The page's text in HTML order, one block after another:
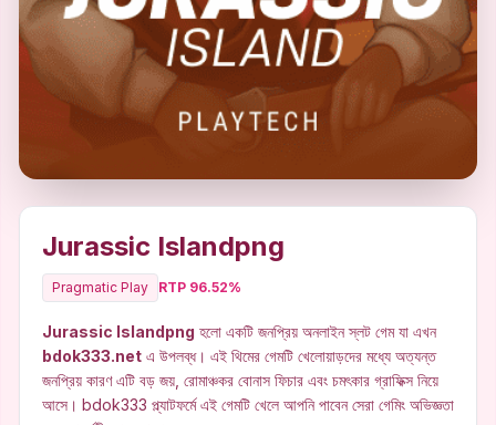
▶
Jurassic Islandpng
Pragmatic Play RTP 96.52%
Jurassic Islandpng হলো একটি জনপ্রিয় অনলাইন স্লট গেম যা এখন
bdok333.net এ উপলব্ধ। এই থিমের গেমটি খেলোয়াড়দের মধ্যে অত্যন্ত
জনপ্রিয় কারণ এটি বড় জয়, রোমাঞ্চকর বোনাস ফিচার এবং চমৎকার গ্রাফিক্স নিয়ে
আসে। bdok333 প্ল্যাটফর্মে এই গেমটি খেলে আপনি পাবেন সেরা গেমিং অভিজ্ঞতা